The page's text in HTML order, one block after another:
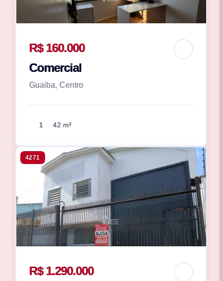
R$ 160.000
Comercial
Guaiba, Centro
1 42 m²
4271
R$ 1.290.000